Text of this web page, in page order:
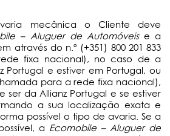
mecânica o Cliente deve
– Aluguer de Automóveise a
através do n.º (+351) 800 201 833
fixa nacional), no caso de a
Portugal e estiver em Portugal, ou
para a rede fixa nacional),
da Allianz Portugal e se estiver
a sua localização exata e
possível o tipo de avaria. Se a
a Ecomobile – Aluguer de